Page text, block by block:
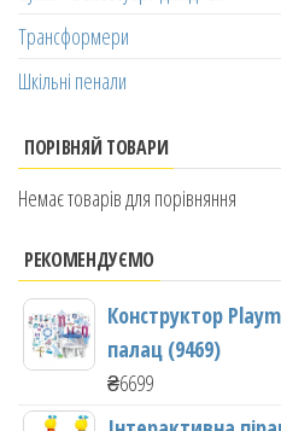
Трансформери
Шкільні пенали
ПОРІВНЯЙ ТОВАРИ
Немає товарів для порівняння
РЕКОМЕНДУЄМО
Конструктор
палац (9469)
₴6699